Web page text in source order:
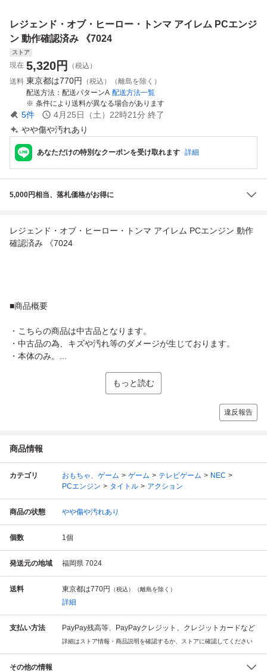
レジェンド・オブ・ヒーロー・トンマ アイレム PCエンジ
ン 動作確認済み 《7024
ストア
現在 5,320円
（税込）
送料 東京都は770円
（税込）（離島を除く）
配送方法
配送パターンA 配送方法一覧
条件により送料が異なる場合があります
5件 4月25日（土）22時21分 終了
やや傷や汚れあり
あなただけの特別なクーポンを受け取れます 詳細
5,000円相当、落札価格がお得に
レジェンド・オブ・ヒーロー・トンマ アイレム PCエンジン 動作
確認済み 《7024
■商品概要
・こちらの商品は中古品となります。
・中古品の為、キズや汚れ等のダメージが生じております。
・本体のみ。...
もっと読む
違反報告
商品情報
カテゴリ おもちゃ、ゲーム ゲーム テレビゲーム
NEC
PCエンジン
タイトル アクション
商品の状態 やや傷や汚れあり
個数 1個
発送元の地域 福岡県 7024
送料 東京都は770円 （税込）（離島を除く）
詳細
支払い方法 PayPay残高等、PayPayクレジット、クレジットカードなど
詳細はストア情報・商品説明を確認するか、ストアに確認してください
その他の情報